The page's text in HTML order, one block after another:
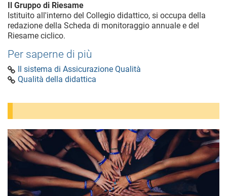
Il Gruppo di Riesame
Istituito all'interno del Collegio didattico, si occupa della
redazione della Scheda di monitoraggio annuale e del
Riesame ciclico.
Per saperne di più
Il sistema di Assicurazione Qualità
Qualità della didattica